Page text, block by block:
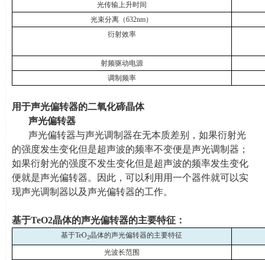
光传输上升时间
光束分离（632nm）
衍射效率
射频驱动电源
调制频率
用于声光偏转器的二氧化碲晶体
声光偏转器
声光偏转器与声光调制器在无本质差别，如果衍射光
的强度发生变化但是超声波的频率不变便是声光调制器；
如果衍射光的强度不发生变化但是超声波的频率发生变化
便就是声光偏转器。因此，可以利用用一个器件就可以实
现声光调制器以及声光偏转器的工作。
基于TeO2晶体的声光偏转器的主要特征：
基于TeO2晶体的声光偏转器的主要特征
光波长范围